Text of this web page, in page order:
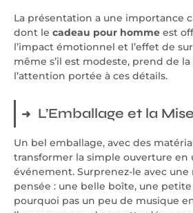
La présentation a une importance
dont le cadeau pour homme est
l’impact émotionnel et l’effet de
même s’il est modeste, prend de
l’attention portée à ces détails.
L’Emballage et la
Un bel emballage, avec des
transformer la simple ouverture en
événement. Surprenez-le avec
pensée : une belle boîte, une
pourquoi pas un peu de musique